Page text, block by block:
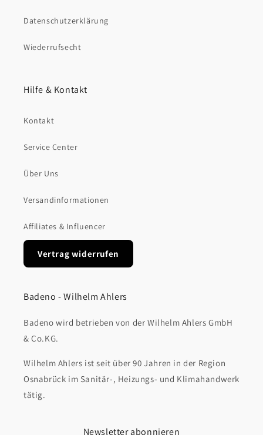
Datenschutzerklärung
Wiederrufsecht
Hilfe & Kontakt
Kontakt
Service Center
Über Uns
Versandinformationen
Affiliates & Influencer
Vertrag widerrufen
Badeno - Wilhelm Ahlers
Badeno wird betrieben von der Wilhelm Ahlers GmbH
& Co.KG.
Wilhelm Ahlers ist seit über 90 Jahren in der Region
Osnabrück im Sanitär-, Heizungs- und Klimahandwerk
tätig.
Newsletter abonnieren